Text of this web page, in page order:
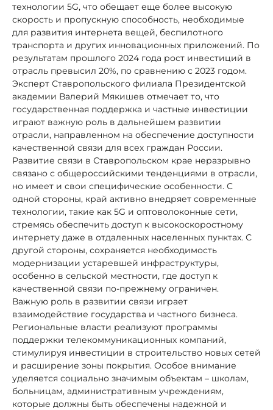
технологии 5G, что обещает еще более высокую
скорость и пропускную способность, необходимые
для развития интернета вещей, беспилотного
транспорта и других инновационных приложений. По
результатам прошлого 2024 года рост инвестиций в
отрасль превысил 20%, по сравнению с 2023 годом.
Эксперт Ставропольского филиала Президентской
академии Валерий Мякишев отмечает то, что
государственная поддержка и частные инвестиции
играют важную роль в дальнейшем развитии
отрасли, направленном на обеспечение доступности
качественной связи для всех граждан России.
Развитие связи в Ставропольском крае неразрывно
связано с общероссийскими тенденциями в отрасли,
но имеет и свои специфические особенности. С
одной стороны, край активно внедряет современные
технологии, такие как 5G и оптоволоконные сети,
стремясь обеспечить доступ к высокоскоростному
интернету даже в отдаленных населенных пунктах. С
другой стороны, сохраняется необходимость
модернизации устаревшей инфраструктуры,
особенно в сельской местности, где доступ к
качественной связи по-прежнему ограничен.
Важную роль в развитии связи играет
взаимодействие государства и частного бизнеса.
Региональные власти реализуют программы
поддержки телекоммуникационных компаний,
стимулируя инвестиции в строительство новых сетей
и расширение зоны покрытия. Особое внимание
уделяется социально значимым объектам – школам,
больницам, административным учреждениям,
которые должны быть обеспечены надежной и